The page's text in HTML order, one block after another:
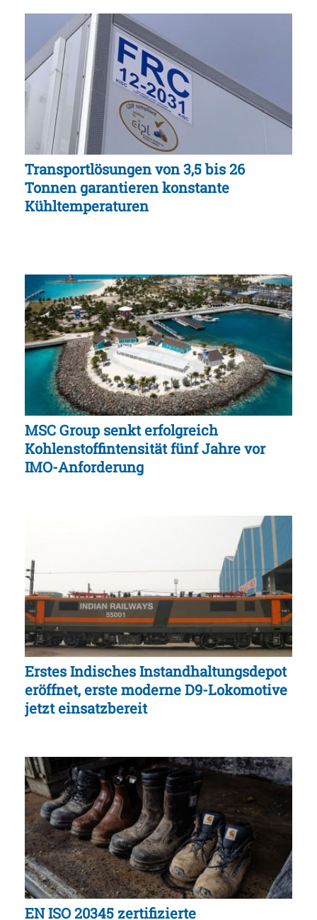
Transportlösungen von 3,5 bis 26
Tonnen garantieren konstante
Kühltemperaturen
MSC Group senkt erfolgreich
Kohlenstoffintensität fünf Jahre vor
IMO-Anforderung
Erstes Indisches Instandhaltungsdepot
eröffnet, erste moderne D9-Lokomotive
jetzt einsatzbereit
EN ISO 20345 zertifizierte